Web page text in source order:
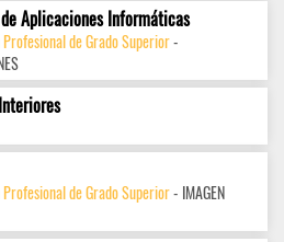
Aplicaciones Informáticas
de Grado Superior-
de Grado Superior- IMAGEN